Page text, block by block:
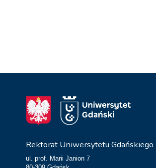
Rektorat Uniwersytetu Gdańskiego
ul. prof. Marii Janion 7